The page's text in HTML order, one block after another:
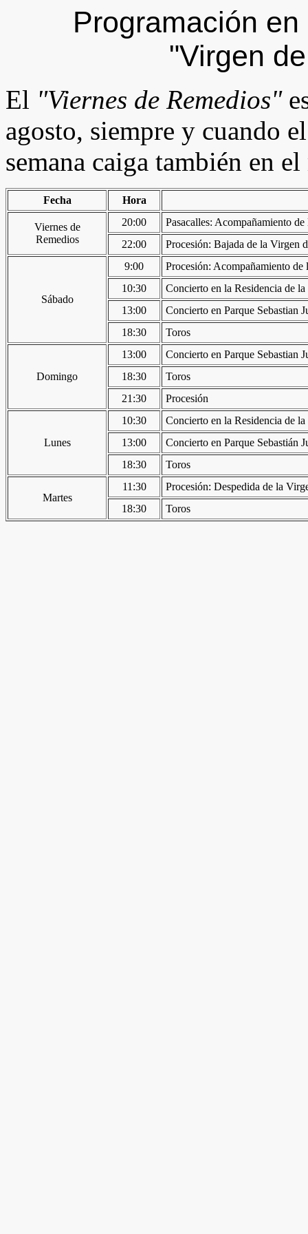
Programación
"Virgen
El "Viernes de Remedios"
agosto, siempre y cuando
semana caiga también en
Fecha Hora
Viernes de
Remedios
20:00
Pasacalles: Acompañamiento
22:00
Procesión: Bajada de la Virgen
Sábado
9:00
Procesión: Acompañamiento
10:30
Concierto en la Residencia de la
13:00
Concierto en Parque Sebastian
18:30
Toros
Domingo
13:00
Concierto en Parque Sebastian
18:30
Toros
21:30
Procesión
Lunes
10:30
Concierto en la Residencia de
13:00
Concierto en Parque Sebastián
18:30
Toros
Martes
11:30
Procesión: Despedida de la
18:30
Toros